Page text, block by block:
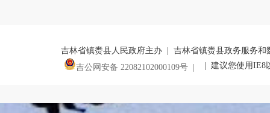
吉林省镇赉县人民政府主办 | 吉林省镇赉县政务服务
吉公网安备 22082102000109号 |
| 建议您使用IE8